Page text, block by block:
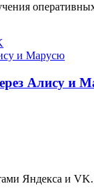
Алису и
Яндекса и